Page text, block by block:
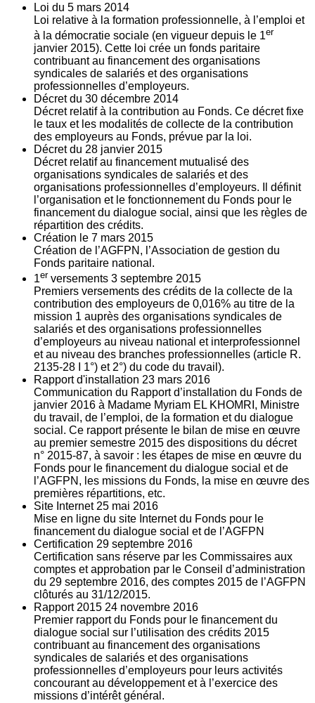
Loi du 5 mars 2014
Loi relative à la formation professionnelle, à l’emploi et
à la démocratie sociale (en vigueur depuis le 1er
janvier 2015). Cette loi crée un fonds paritaire
contribuant au financement des organisations
syndicales de salariés et des organisations
professionnelles d’employeurs.
Décret du 30 décembre 2014
Décret relatif à la contribution au Fonds. Ce décret fixe
le taux et les modalités de collecte de la contribution
des employeurs au Fonds, prévue par la loi.
Décret du 28 janvier 2015
Décret relatif au financement mutualisé des
organisations syndicales de salariés et des
organisations professionnelles d’employeurs. Il définit
l’organisation et le fonctionnement du Fonds pour le
financement du dialogue social, ainsi que les règles de
répartition des crédits.
Création le 7 mars 2015
Création de l’AGFPN, l’Association de gestion du
Fonds paritaire national.
1er versements 3 septembre 2015
Premiers versements des crédits de la collecte de la
contribution des employeurs de 0,016% au titre de la
mission 1 auprès des organisations syndicales de
salariés et des organisations professionnelles
d’employeurs au niveau national et interprofessionnel
et au niveau des branches professionnelles (article R.
2135‐28 I 1°) et 2°) du code du travail).
Rapport d'installation 23 mars 2016
Communication du Rapport d’installation du Fonds de
janvier 2016 à Madame Myriam EL KHOMRI, Ministre
du travail, de l’emploi, de la formation et du dialogue
social. Ce rapport présente le bilan de mise en œuvre
au premier semestre 2015 des dispositions du décret
n° 2015-87, à savoir : les étapes de mise en œuvre du
Fonds pour le financement du dialogue social et de
l’AGFPN, les missions du Fonds, la mise en œuvre des
premières répartitions, etc.
Site Internet 25 mai 2016
Mise en ligne du site Internet du Fonds pour le
financement du dialogue social et de l’AGFPN
Certification 29 septembre 2016
Certification sans réserve par les Commissaires aux
comptes et approbation par le Conseil d’administration
du 29 septembre 2016, des comptes 2015 de l’AGFPN
clôturés au 31/12/2015.
Rapport 2015 24 novembre 2016
Premier rapport du Fonds pour le financement du
dialogue social sur l’utilisation des crédits 2015
contribuant au financement des organisations
syndicales de salariés et des organisations
professionnelles d’employeurs pour leurs activités
concourant au développement et à l’exercice des
missions d’intérêt général.